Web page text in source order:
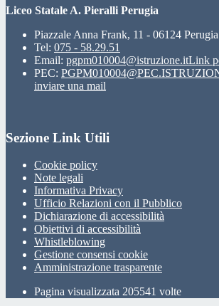
Liceo Statale A. Pieralli Perugia
Piazzale Anna Frank, 11 - 06124
Tel: 075 - 58.29.51
Email: pgpm010004@istruzione.itLink
PEC:
inviare una mail
Sezione Link Utili
Cookie policy
Note legali
Informativa Privacy
Ufficio Relazioni con il Pubblico
Dichiarazione di accessibilità
Obiettivi di accessibilità
Whistleblowing
Gestione consensi cookie
Amministrazione trasparente
Pagina visualizzata 205541 volte